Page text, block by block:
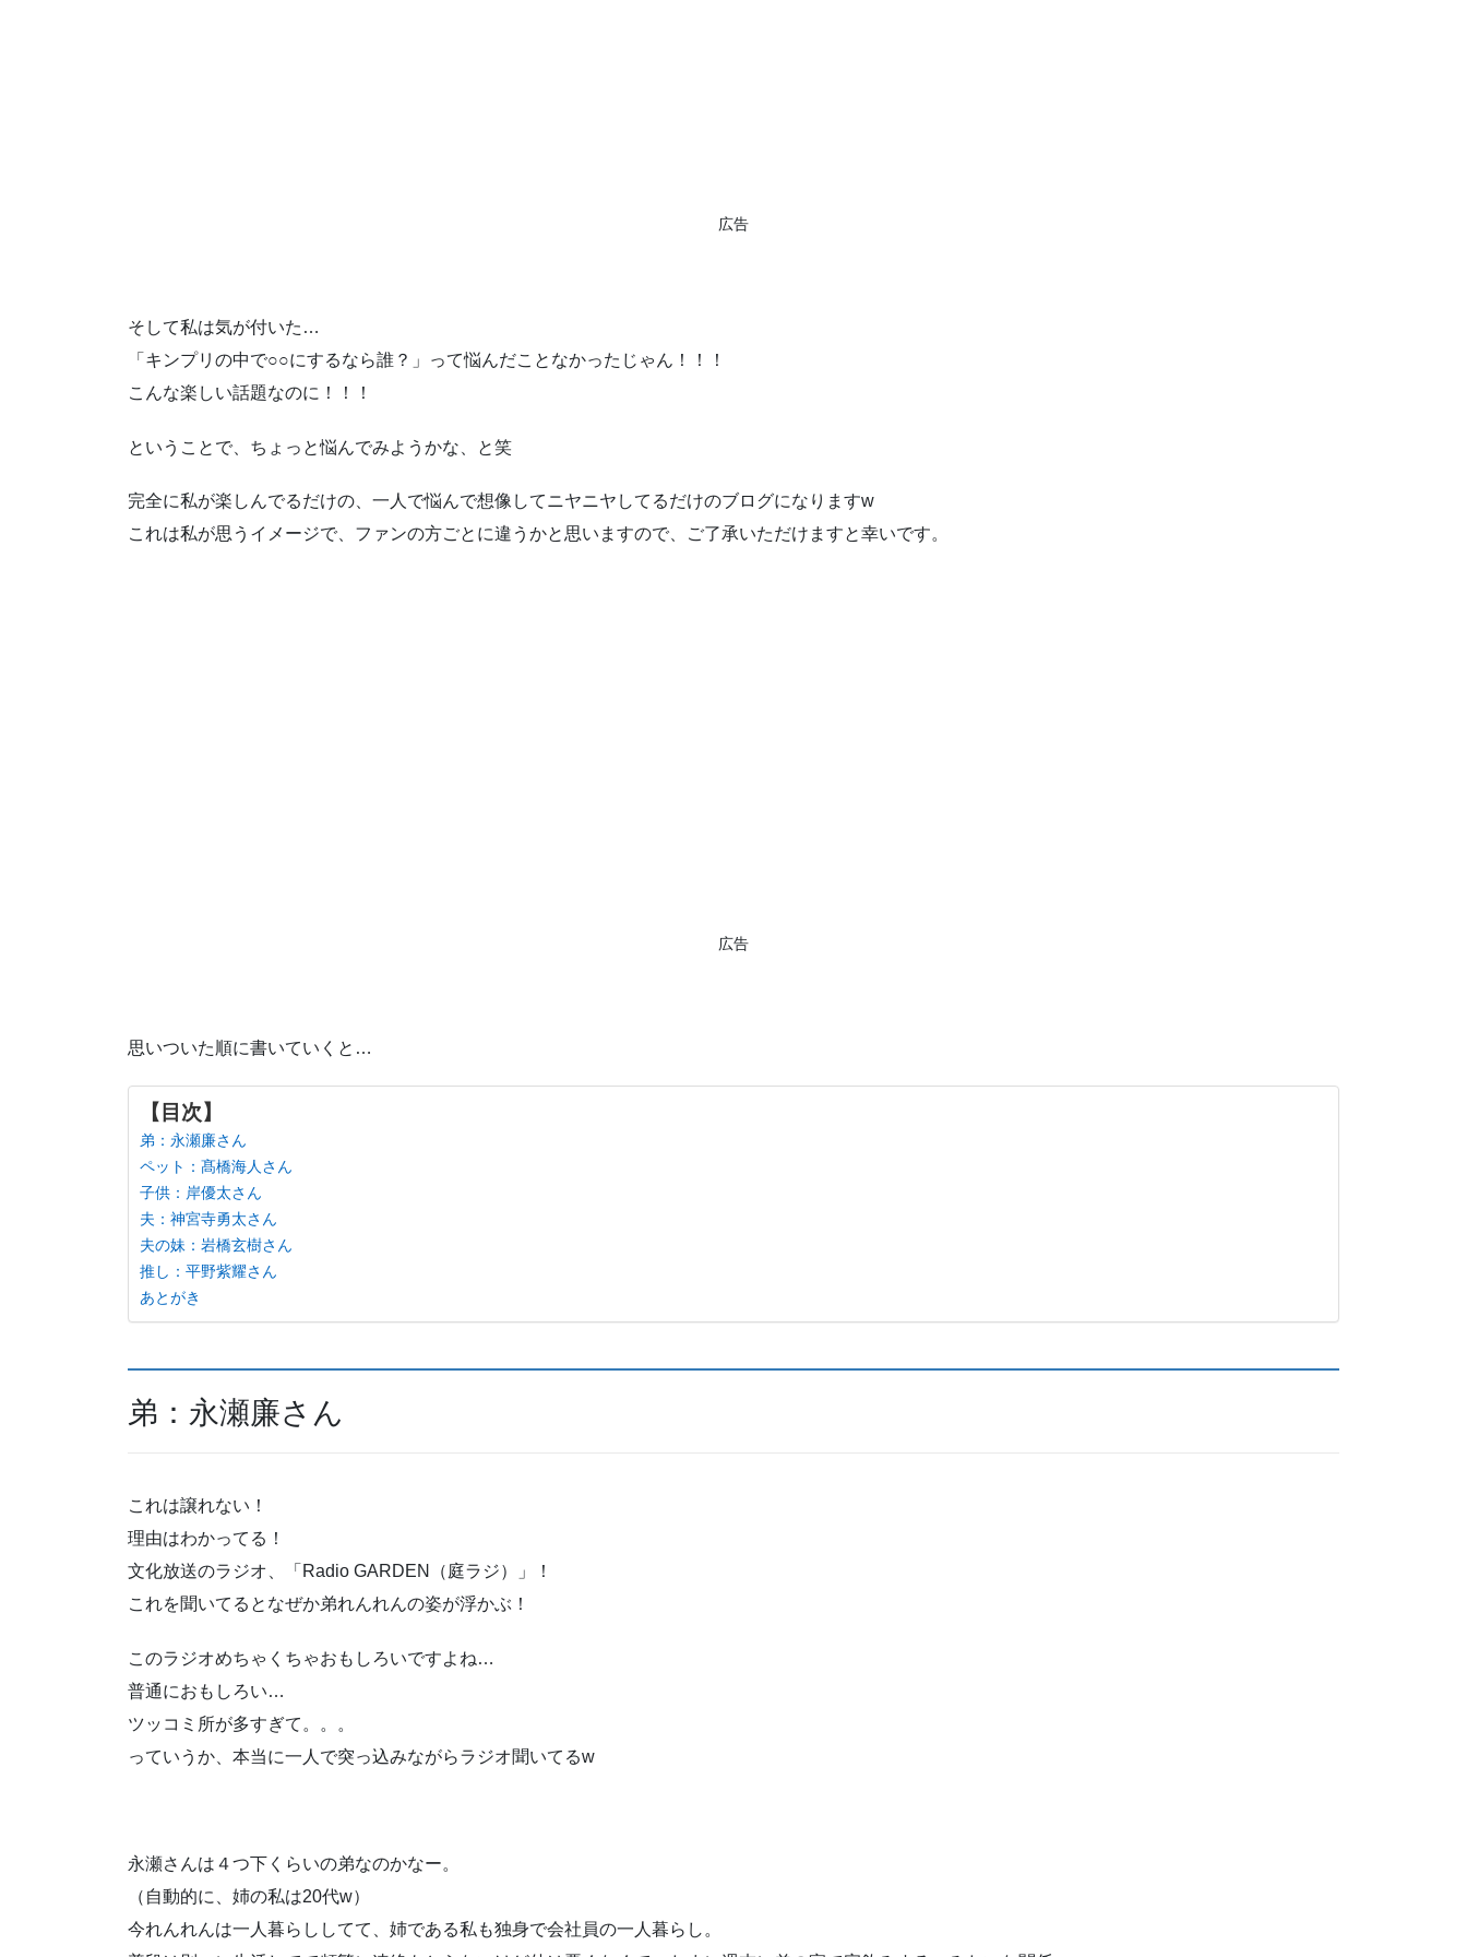
広告
そして私は気が付いた…
「キンプリの中で○○にするなら誰？」って悩んだことなかったじゃん！！！
こんな楽しい話題なのに！！！
ということで、ちょっと悩んでみようかな、と笑
完全に私が楽しんでるだけの、一人で悩んで想像してニヤニヤしてるだけのブログになりますw
これは私が思うイメージで、ファンの方ごとに違うかと思いますので、ご了承いただけますと幸いです。
広告
思いついた順に書いていくと…
【目次】
弟：永瀬廉さん
ペット：髙橋海人さん
子供：岸優太さん
夫：神宮寺勇太さん
夫の妹：岩橋玄樹さん
推し：平野紫耀さん
あとがき
弟：永瀬廉さん
これは譲れない！
理由はわかってる！
文化放送のラジオ、「Radio GARDEN（庭ラジ）」！
これを聞いてるとなぜか弟れんれんの姿が浮かぶ！
このラジオめちゃくちゃおもしろいですよね…
普通におもしろい…
ツッコミ所が多すぎて。。。
っていうか、本当に一人で突っ込みながらラジオ聞いてるw
永瀬さんは４つ下くらいの弟なのかなー。
（自動的に、姉の私は20代w）
今れんれんは一人暮らししてて、姉である私も独身で会社員の一人暮らし。